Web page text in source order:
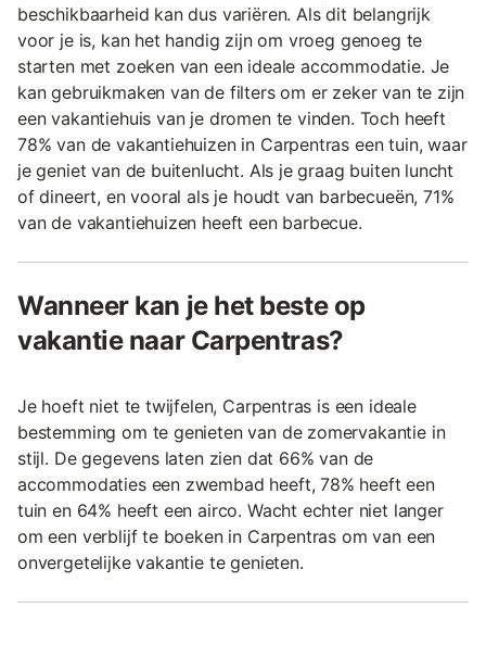
beschikbaarheid kan dus variëren. Als dit belangrijk
voor je is, kan het handig zijn om vroeg genoeg te
starten met zoeken van een ideale accommodatie. Je
kan gebruikmaken van de filters om er zeker van te zijn
een vakantiehuis van je dromen te vinden. Toch heeft
78% van de vakantiehuizen in Carpentras een tuin, waar
je geniet van de buitenlucht. Als je graag buiten luncht
of dineert, en vooral als je houdt van barbecueën, 71%
van de vakantiehuizen heeft een barbecue.
Wanneer kan je het beste op
vakantie naar Carpentras?
Je hoeft niet te twijfelen, Carpentras is een ideale
bestemming om te genieten van de zomervakantie in
stijl. De gegevens laten zien dat 66% van de
accommodaties een zwembad heeft, 78% heeft een
tuin en 64% heeft een airco. Wacht echter niet langer
om een verblijf te boeken in Carpentras om van een
onvergetelijke vakantie te genieten.